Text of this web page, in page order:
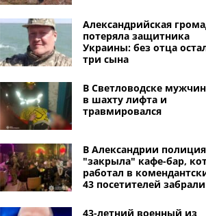
Александрийская
потеряла защитника
Украины: без отца
три сына
В Светловодске
в шахту лифта и
травмировался
В Александрии полиция
"закрыла" кафе-бар,
работал в
43 посетителей
43-летний военный из